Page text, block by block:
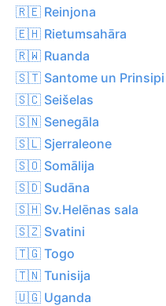
🇷🇪 Reinjona
🇪🇭 Rietumsahāra
🇷🇼 Ruanda
🇸🇹 Santome un Prinsipi
🇸🇨 Seišelas
🇸🇳 Senegāla
🇸🇱 Sjerraleone
🇸🇴 Somālija
🇸🇩 Sudāna
🇸🇭 Sv.Helēnas sala
🇸🇿 Svatini
🇹🇬 Togo
🇹🇳 Tunisija
🇺🇬 Uganda